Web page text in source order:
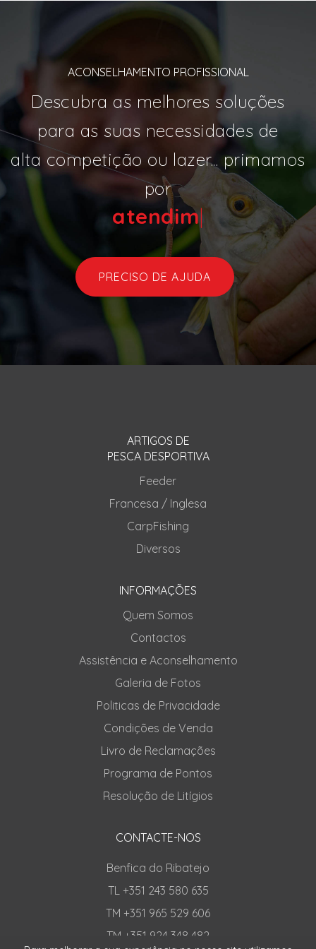
ACONSELHAMENTO PROFISSIONAL
Descubra as melhores soluções
para as suas necessidades de
alta competição ou lazer... primamos
por
ate|
PRECISO DE AJUDA
ARTIGOS DE
PESCA DESPORTIVA
Feeder
Francesa / Inglesa
CarpFishing
Diversos
INFORMAÇÕES
Quem Somos
Contactos
Assistência e Aconselhamento
Galeria de Fotos
Politicas de Privacidade
Condições de Venda
Livro de Reclamações
Programa de Pontos
Resolução de Litígios
CONTACTE-NOS
Benfica do Ribatejo
TL +351 243 580 635
TM +351 965 529 606
TM +351 924 348 482